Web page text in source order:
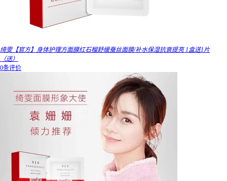
绮雯【官方】身体护理方面膜红石榴舒缓蚕丝面膜/补水保湿抗衰提亮 1盒送1片
（送）
0条评价